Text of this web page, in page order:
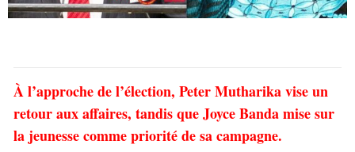
À l’approche de l’élection, Peter Mutharika vise un
retour aux affaires, tandis que Joyce Banda mise sur
la jeunesse comme priorité de sa campagne.